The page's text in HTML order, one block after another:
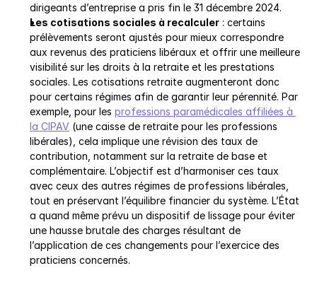
dirigeants d’entreprise a pris fin le 31 décembre 2024.
Les cotisations sociales à recalculer : certains
prélèvements seront ajustés pour mieux correspondre
aux revenus des praticiens libéraux et offrir une meilleure
visibilité sur les droits à la retraite et les prestations
sociales. Les cotisations retraite augmenteront donc
pour certains régimes afin de garantir leur pérennité. Par
exemple, pour les professions paramédicales affiliées à
la CIPAV (une caisse de retraite pour les professions
libérales), cela implique une révision des taux de
contribution, notamment sur la retraite de base et
complémentaire. L’objectif est d’harmoniser ces taux
avec ceux des autres régimes de professions libérales,
tout en préservant l’équilibre financier du système. L’État
a quand même prévu un dispositif de lissage pour éviter
une hausse brutale des charges résultant de
l’application de ces changements pour l’exercice des
praticiens concernés.